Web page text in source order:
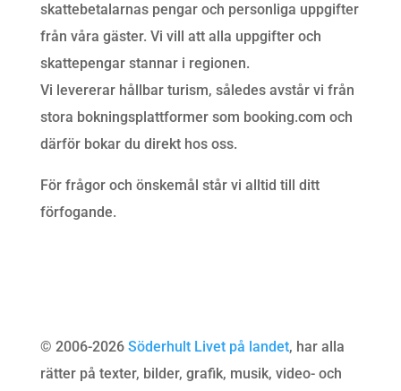
skattebetalarnas pengar och personliga uppgifter
från våra gäster. Vi vill att alla uppgifter och
skattepengar stannar i regionen.
Vi levererar hållbar turism, således avstår vi från
stora bokningsplattformer som booking.com och
därför bokar du direkt hos oss.
För frågor och önskemål står vi alltid till ditt
förfogande.
© 2006-2026 Söderhult Livet på landet, har alla
rätter på texter, bilder, grafik, musik, video- och